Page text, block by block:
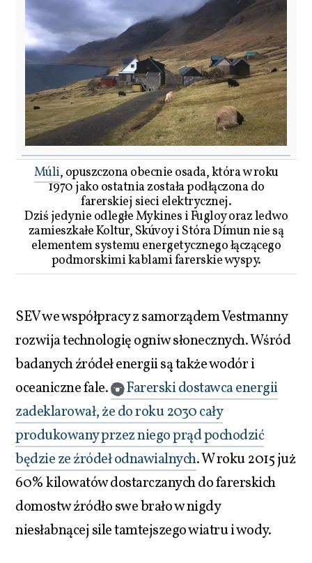
Múli, opuszczona obecnie osada, która w roku
1970 jako ostatnia została podłączona do
farerskiej sieci elektrycznej.
Dziś jedynie odległe Mykines i Fugloy oraz ledwo
zamieszkałe Koltur, Skúvoy i Stóra Dímun nie są
elementem systemu energetycznego łączącego
podmorskimi kablami farerskie wyspy.
SEV we współpracy z samorządem Vestmanny
rozwija technologię ogniw słonecznych. Wśród
badanych źródeł energii są także wodór i
oceaniczne fale.
Farerski dostawca energii
zadeklarował, że do roku 2030 cały
produkowany przez niego prąd pochodzić
będzie ze źródeł odnawialnych. W roku 2015 już
60% kilowatów dostarczanych do farerskich
domostw źródło swe brało w nigdy
niesłabnącej sile tamtejszego wiatru i wody.